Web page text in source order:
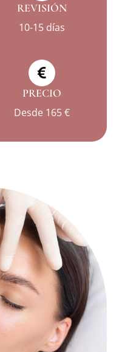
REVISIÓN
10-15 días
PRECIO
Desde 165 €